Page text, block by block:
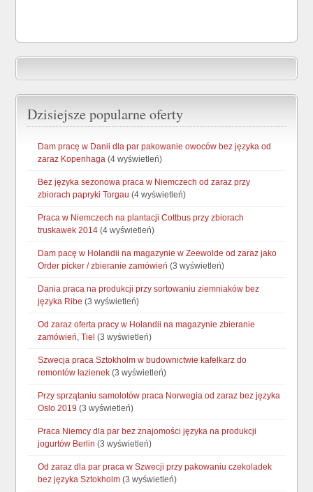
Dzisiejsze popularne oferty
Dam pracę w Danii dla par pakowanie owoców bez języka od
zaraz Kopenhaga (4 wyświetleń)
Bez języka sezonowa praca w Niemczech od zaraz przy
zbiorach papryki Torgau (4 wyświetleń)
Praca w Niemczech na plantacji Cottbus przy zbiorach
truskawek 2014 (4 wyświetleń)
Dam pacę w Holandii na magazynie w Zeewolde od zaraz jako
Order picker / zbieranie zamówień (3 wyświetleń)
Dania praca na produkcji przy sortowaniu ziemniaków bez
języka Ribe (3 wyświetleń)
Od zaraz oferta pracy w Holandii na magazynie zbieranie
zamówień, Tiel (3 wyświetleń)
Szwecja praca Sztokholm w budownictwie kafelkarz do
remontów łazienek (3 wyświetleń)
Przy sprzątaniu samolotów praca Norwegia od zaraz bez języka
Oslo 2019 (3 wyświetleń)
Praca Niemcy dla par bez znajomości języka na produkcji
jogurtów Berlin (3 wyświetleń)
Od zaraz dla par praca w Szwecji przy pakowaniu czekoladek
bez języka Sztokholm (3 wyświetleń)